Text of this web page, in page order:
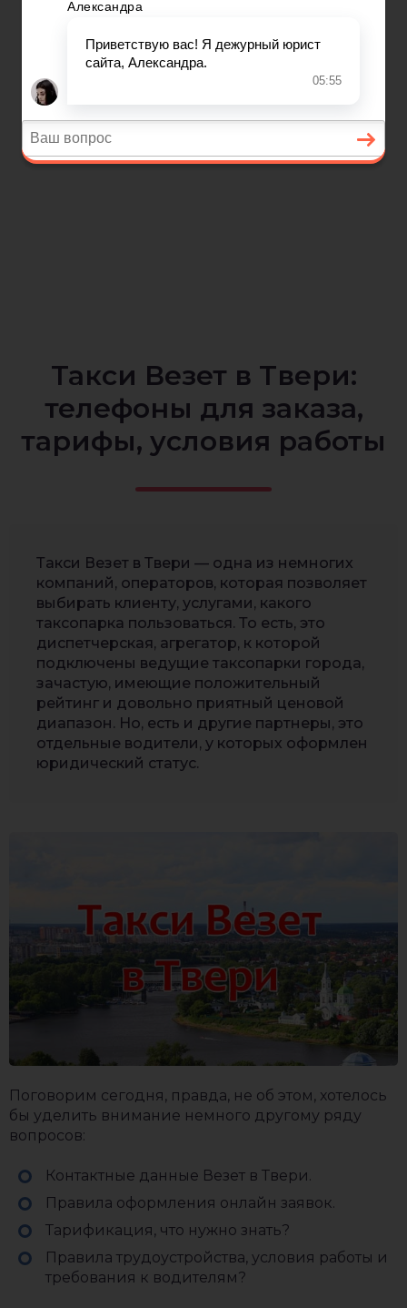
Такси Везет в Твери:
телефоны для заказа,
тарифы, условия работы
Такси Везет в Твери — одна из немногих
компаний, операторов, которая позволяет
выбирать клиенту, услугами, какого
таксопарка пользоваться. То есть, это
диспетчерская, агрегатор, к которой
подключены ведущие таксопарки города,
зачастую, имеющие положительный
рейтинг и довольно приятный ценовой
диапазон. Но, есть и другие партнеры, это
отдельные водители, у которых оформлен
юридический статус.
Поговорим сегодня, правда, не об этом, хотелось
бы уделить внимание немного другому ряду
вопросов:
Контактные данные Везет в Твери.
Правила оформления онлайн заявок.
Тарификация, что нужно знать?
Правила трудоустройства, условия работы и
требования к водителям?